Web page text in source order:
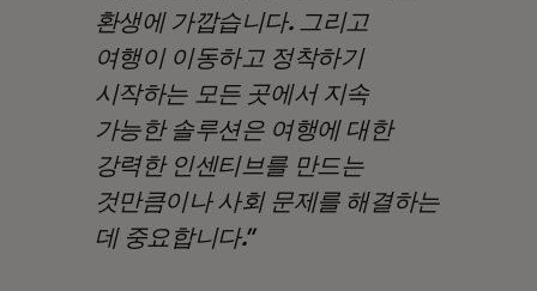
환생에 가깝습니다. 그리고
여행이 이동하고 정착하기
시작하는 모든 곳에서 지속
가능한 솔루션은 여행에 대한
강력한 인센티브를 만드는
것만큼이나 사회 문제를 해결하는
데 중요합니다.